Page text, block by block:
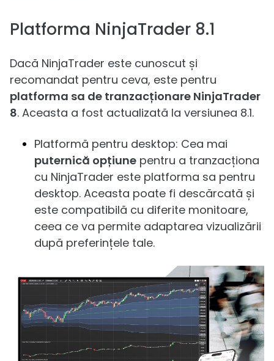
Platforma NinjaTrader 8.1
Dacă NinjaTrader este cunoscut și
recomandat pentru ceva, este pentru
platforma sa de tranzacționare NinjaTrader
8. Aceasta a fost actualizată la versiunea 8.1.
Platformă pentru desktop: Cea mai
puternică opțiune pentru a tranzacționa
cu NinjaTrader este platforma sa pentru
desktop. Aceasta poate fi descărcată și
este compatibilă cu diferite monitoare,
ceea ce va permite adaptarea vizualizării
după preferințele tale.